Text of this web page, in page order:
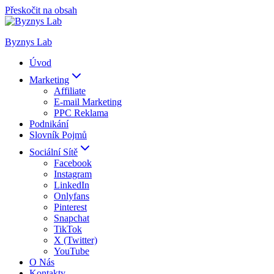
Přeskočit na obsah
Byznys Lab
Úvod
Marketing
Affiliate
E-mail Marketing
PPC Reklama
Podnikání
Slovník Pojmů
Sociální Sítě
Facebook
Instagram
LinkedIn
Onlyfans
Pinterest
Snapchat
TikTok
X (Twitter)
YouTube
O Nás